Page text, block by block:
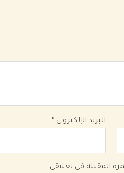
البريد الإلكتروني *
المقبلة في تعليقي.